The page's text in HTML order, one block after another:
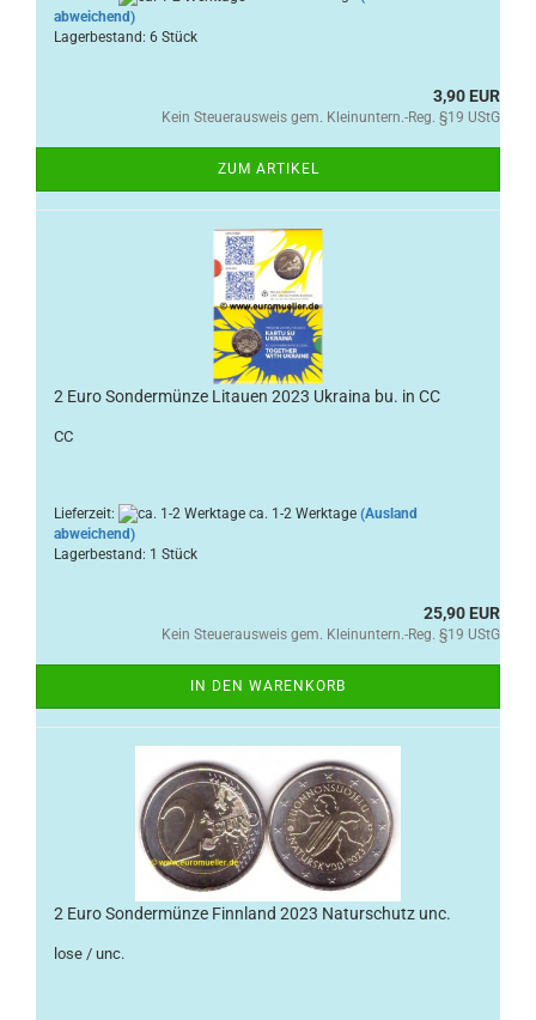
abweichend)
Lagerbestand: 6 Stück
3,90 EUR
Kein Steuerausweis gem. Kleinuntern.-Reg. §19 UStG
ZUM ARTIKEL
2 Euro Sondermünze Litauen 2023 Ukraina bu. in CC
CC
Lieferzeit: ca. 1-2 Werktage (Ausland
abweichend)
Lagerbestand: 1 Stück
25,90 EUR
Kein Steuerausweis gem. Kleinuntern.-Reg. §19 UStG
IN DEN WARENKORB
2 Euro Sondermünze Finnland 2023 Naturschutz unc.
lose / unc.